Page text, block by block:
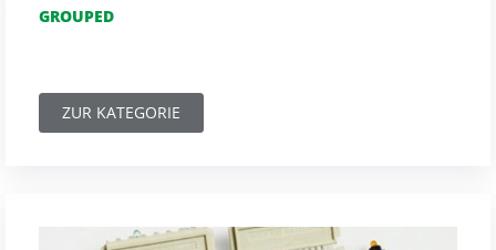
GROUPED
ZUR KATEGORIE